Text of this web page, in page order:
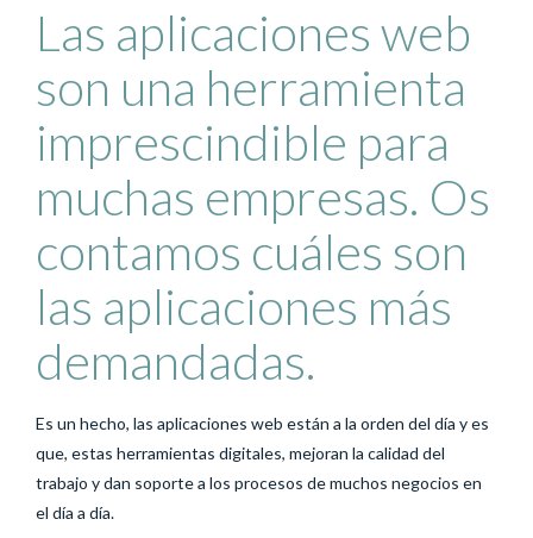
Las aplicaciones web
son una herramienta
imprescindible para
muchas empresas. Os
contamos cuáles son
las aplicaciones más
demandadas.
Es un hecho, las aplicaciones web están a la orden del día y es
que, estas herramientas digitales, mejoran la calidad del
trabajo y dan soporte a los procesos de muchos negocios en
el día a día.